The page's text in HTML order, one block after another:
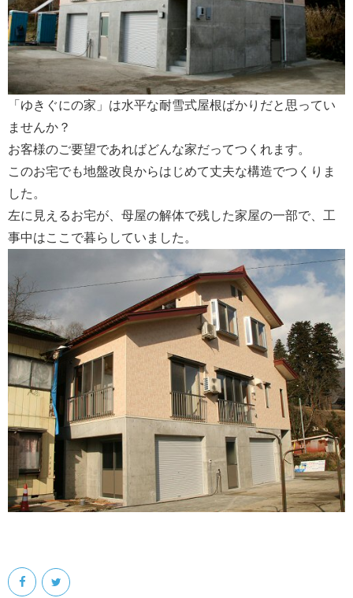
会社案内
「ゆきぐにの家」は水平な耐雪式屋根ばかりだと思ってい
ませんか？
お客様のご要望であればどんな家だってつくれます。
このお宅でも地盤改良からはじめて丈夫な構造でつくりま
した。
左に見えるお宅が、母屋の解体で残した家屋の一部で、工
事中はここで暮らしていました。